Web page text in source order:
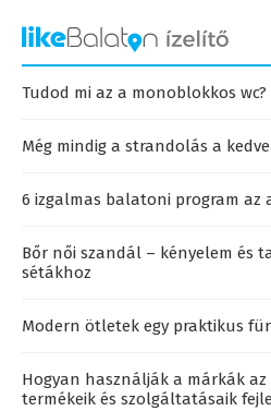
Tudod mi az a monoblokkos wc?
Még mindig a strandolás a
6 izgalmas balatoni program az
Bőr női szandál – kényelem és
sétákhoz
Modern ötletek egy praktikus
Hogyan használják a márkák az
termékeik és szolgáltatásaik